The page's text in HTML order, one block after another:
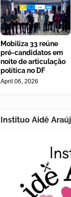
Mobiliza 33 reúne
pré-candidatos em
noite de articulação
política no DF
April 06, 2026
Instituo Aidê